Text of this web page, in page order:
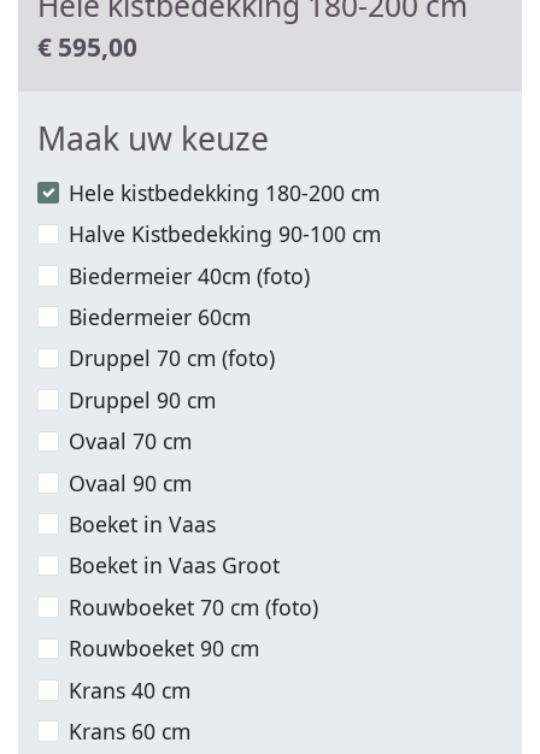
€ 595,00
Maak uw keuze
Hele kistbedekking 180-200 cm
Halve Kistbedekking 90-100 cm
Biedermeier 40cm (foto)
Biedermeier 60cm
Druppel 70 cm (foto)
Druppel 90 cm
Ovaal 70 cm
Ovaal 90 cm
Boeket in Vaas
Boeket in Vaas Groot
Rouwboeket 70 cm (foto)
Rouwboeket 90 cm
Krans 40 cm
Krans 60 cm